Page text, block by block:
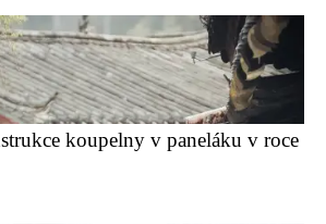
koupelny v paneláku v roce